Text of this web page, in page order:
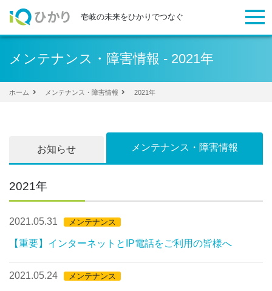
壱岐の未来をひかりでつなぐ
メンテナンス・障害情報 - 2021年
ホーム メンテナンス・障害情報 2021年
お知らせ メンテナンス・障害情報
2021年
2021.05.31 メンテナンス
【重要】インターネットとIP電話をご利用の皆様へ
2021.05.24 メンテナンス